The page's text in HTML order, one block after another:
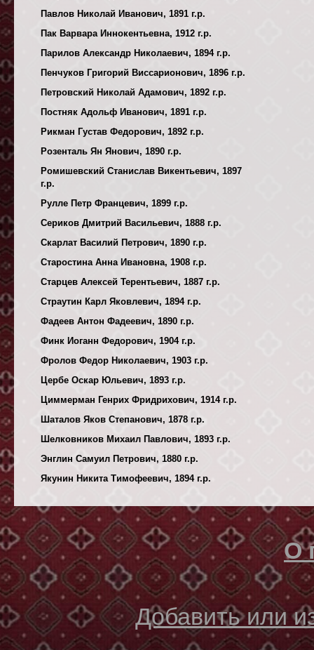
Павлов Николай Иванович, 1891 г.р.
Пак Варвара Иннокентьевна, 1912 г.р.
Парилов Александр Николаевич, 1894 г.р.
Пенчуков Григорий Виссарионович, 1896 г.р.
Петровский Николай Адамович, 1892 г.р.
Постняк Адольф Иванович, 1891 г.р.
Рикман Густав Федорович, 1892 г.р.
Розенталь Ян Янович, 1890 г.р.
Ромишевский Станислав Викентьевич, 1897
г.р.
Рулле Петр Францевич, 1899 г.р.
Сериков Дмитрий Васильевич, 1888 г.р.
Скарлат Василий Петрович, 1890 г.р.
Старостина Анна Ивановна, 1908 г.р.
Старцев Алексей Терентьевич, 1887 г.р.
Страутин Карл Яковлевич, 1894 г.р.
Фадеев Антон Фадеевич, 1890 г.р.
Финк Иоганн Федорович, 1904 г.р.
Фролов Федор Николаевич, 1903 г.р.
Цербе Оскар Юльевич, 1893 г.р.
Циммерман Генрих Фридрихович, 1914 г.р.
Шаталов Яков Степанович, 1878 г.р.
Шелковников Михаил Павлович, 1893 г.р.
Энглин Самуил Петрович, 1880 г.р.
Якунин Никита Тимофеевич, 1894 г.р.
О
Добавить или